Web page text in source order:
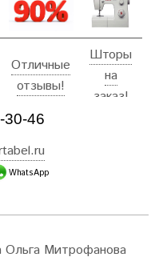
Отличные
отзывы!
Шторы
на
заказ!
30-46
WhatsApp
Ольга Митрофанова